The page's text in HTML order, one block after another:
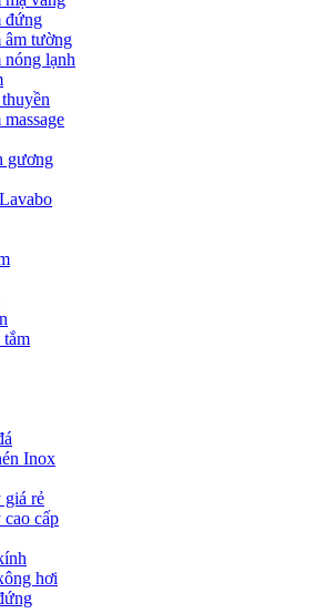
đứng
âm tường
nóng lạnh
gương
tắm
Inox
giá rẻ
cấp
hơi